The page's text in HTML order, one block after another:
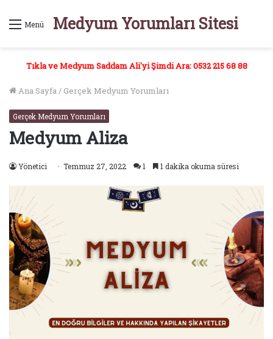
Menü Medyum Yorumları Sitesi
Tıkla ve Medyum Saddam Ali'yi Şimdi Ara: 0532 215 68 88
Ana Sayfa/ Gerçek Medyum Yorumları
Gerçek Medyum Yorumları
Medyum Aliza
Yönetici Temmuz 27, 2022 1 1 dakika okuma süresi